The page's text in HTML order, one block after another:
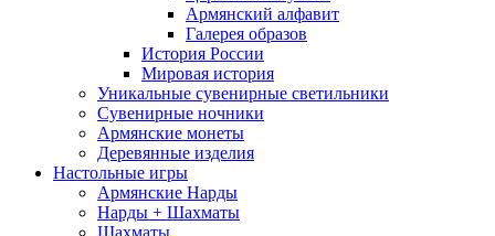
Армянский алфавит
Галерея образов
История России
Мировая история
Уникальные сувенирные светильники
Сувенирные ночники
Армянские монеты
Деревянные изделия
Настольные игры
Армянские Нарды
Нарды + Шахматы
Шахматы